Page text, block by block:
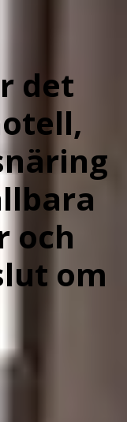
det
och
om